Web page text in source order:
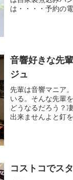
は・・・・予約の
音響好きな先
ジュ
先輩は音響マニア
いる。そんな先輩
どうなるだろう？
出来ませんよと釘
コストコでス